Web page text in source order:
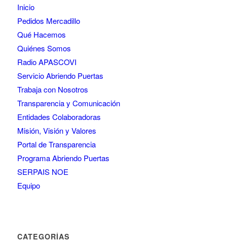
Inicio
Pedidos Mercadillo
Qué Hacemos
Quiénes Somos
Radio APASCOVI
Servicio Abriendo Puertas
Trabaja con Nosotros
Transparencia y Comunicación
Entidades Colaboradoras
Misión, Visión y Valores
Portal de Transparencia
Programa Abriendo Puertas
SERPAIS NOE
Equipo
CATEGORÍAS